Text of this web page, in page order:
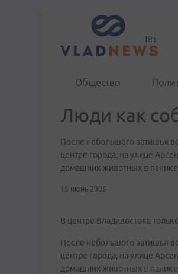
Общество
Люди как
После небольшого затишья
центре города, на улице
домашних животных в панике
15 июнь 2005
В центре Владивостока
После небольшого затишья
центре города, на улице
домашних животных в панике